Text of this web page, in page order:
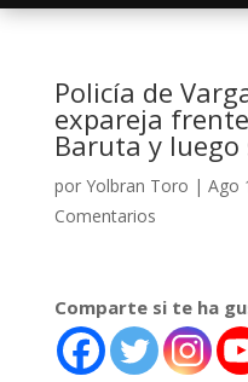
Policía de
expareja
Baruta y luego
por Yolbran Toro | Ago
Comentarios
Comparte si te ha